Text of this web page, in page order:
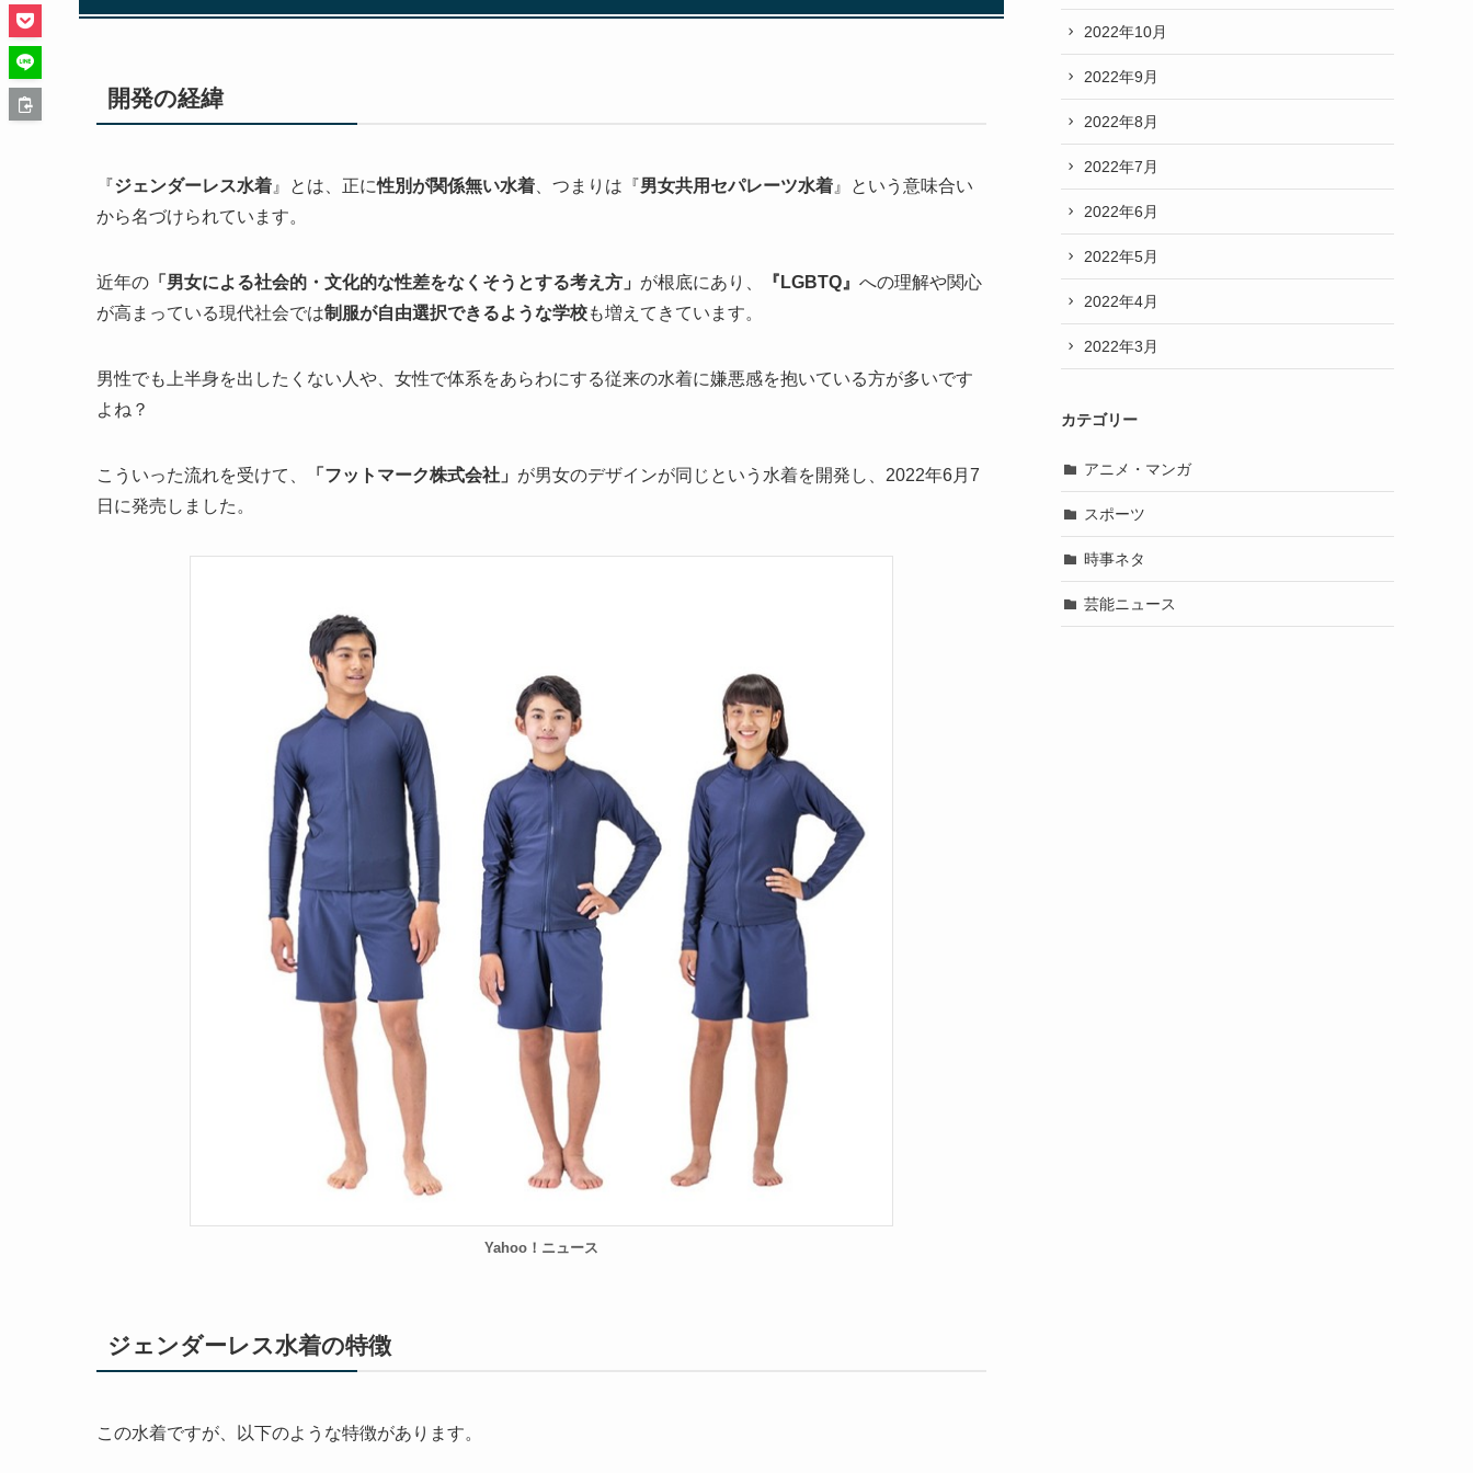
開発の経緯
『ジェンダーレス水着 』とは、正に性別が関係無い水着 、つまりは『男女共用セパレーツ水着 』という意味合い
から名づけられています。
近年の 「男女による社会的・文化的な性差をなくそうとする考え方」 が根底にあり、 『LGBTQ』 への理解や関心
が高まっている現代社会では制服が自由選択できるような学校も増えてきています。
男性でも上半身を出したくない人や、女性で体系をあらわにする従来の水着に嫌悪感を抱いている方が多いです
よね？
こういった流れを受けて、 「フットマーク株式会社」 が男女のデザインが同じという水着を開発し、2022年6月7
日に発売しました。
Yahoo！ニュース
ジェンダーレス水着の特徴
この水着ですが、以下のような特徴があります。
2022年10月
2022年9月
2022年8月
2022年7月
2022年6月
2022年5月
2022年4月
2022年3月
カテゴリー
アニメ・マンガ
スポーツ
時事ネタ
芸能ニュース